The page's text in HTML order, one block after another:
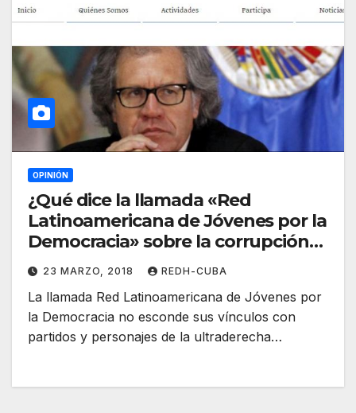
OPINIÓN
¿Qué dice la llamada «Red
Latinoamericana de Jóvenes por la
Democracia» sobre la corrupción
en Perú?
23 MARZO, 2018 REDH-CUBA
La llamada Red Latinoamericana de Jóvenes por
la Democracia no esconde sus vínculos con
partidos y personajes de la ultraderecha…